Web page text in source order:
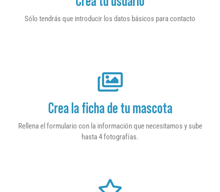
Sólo tendrás que introducir los datos básicos para contacto
Crea la ficha de tu mascota
Rellena el formulario con la información que necesitamos y sube
hasta 4 fotografías.